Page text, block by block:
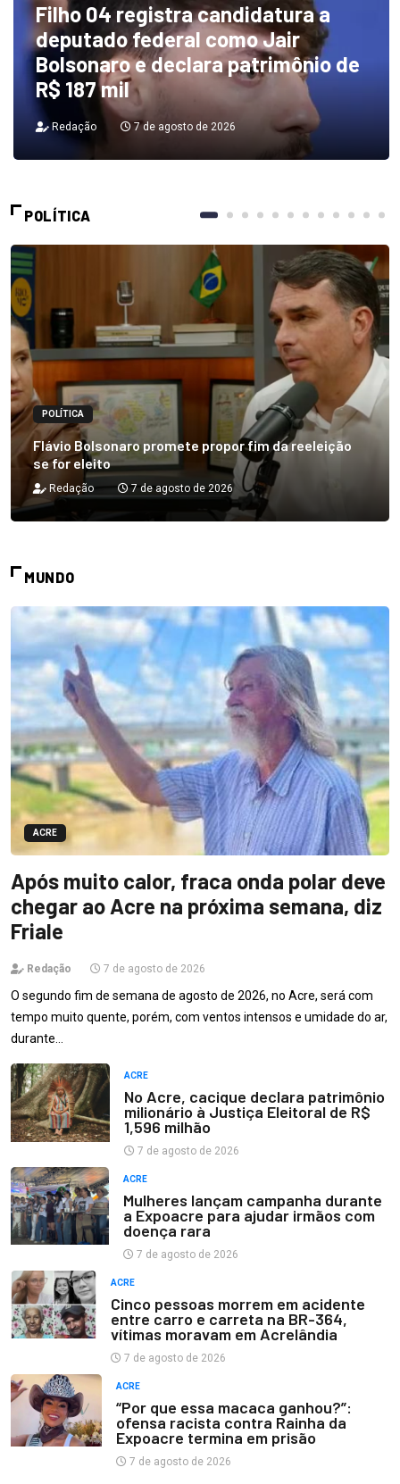
Filho 04 registra candidatura a
deputado federal como Jair
Bolsonaro e declara patrimônio de
R$ 187 mil
Redação 7 de agosto de 2026
POLÍTICA
POLÍTICA
Flávio Bolsonaro promete propor fim da reeleição
se for eleito
Redação 7 de agosto de 2026
MUNDO
ACRE
Após muito calor, fraca onda polar deve
chegar ao Acre na próxima semana, diz
Friale
Redação 7 de agosto de 2026
O segundo fim de semana de agosto de 2026, no Acre, será com
tempo muito quente, porém, com ventos intensos e umidade do ar,
durante…
ACRE
No Acre, cacique declara patrimônio
milionário à Justiça Eleitoral de R$
1,596 milhão
7 de agosto de 2026
ACRE
Mulheres lançam campanha durante
a Expoacre para ajudar irmãos com
doença rara
7 de agosto de 2026
ACRE
Cinco pessoas morrem em acidente
entre carro e carreta na BR-364,
vítimas moravam em Acrelândia
7 de agosto de 2026
ACRE
“Por que essa macaca ganhou?”:
ofensa racista contra Rainha da
Expoacre termina em prisão
7 de agosto de 2026